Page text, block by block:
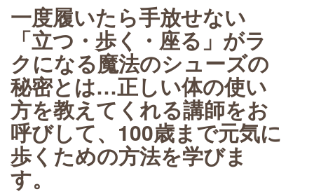
一度履いたら手放せない
「立つ・歩く・座る」がラ
クになる魔法のシューズの
秘密とは…正しい体の使い
方を教えてくれる講師をお
呼びして、100歳まで元気に
歩くための方法を学びま
す。